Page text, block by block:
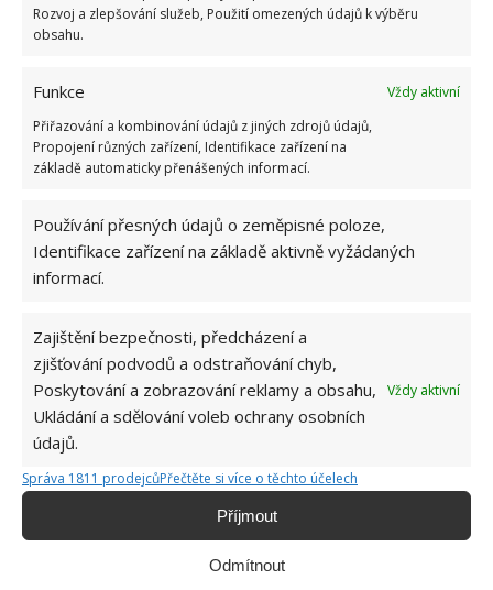
Rozvoj a zlepšování služeb, Použití omezených údajů k výběru
obsahu.
Funkce
Vždy aktivní
Přiřazování a kombinování údajů z jiných zdrojů údajů,
Propojení různých zařízení, Identifikace zařízení na
základě automaticky přenášených informací.
Používání přesných údajů o zeměpisné poloze,
Identifikace zařízení na základě aktivně vyžádaných
informací.
Zajištění bezpečnosti, předcházení a
zjišťování podvodů a odstraňování chyb,
Poskytování a zobrazování reklamy a obsahu,
Ukládání a sdělování voleb ochrany osobních
údajů.
Vždy aktivní
Správa 1811 prodejcůPřečtěte si více o těchto účelech
Příjmout
Odmítnout
BEZPEČÍ BEZPEČNOST BEZPEČNOSTNÍ PRVKY
Absolvent České zemědělské
univerzity, který je již od malička